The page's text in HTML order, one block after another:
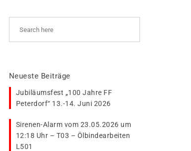
Neueste Beiträge
Jubiläumsfest „100 Jahre FF
Peterdorf“ 13.-14. Juni 2026
Sirenen-Alarm vom 23.05.2026 um
12:18 Uhr – T03 – Ölbindearbeiten
L501